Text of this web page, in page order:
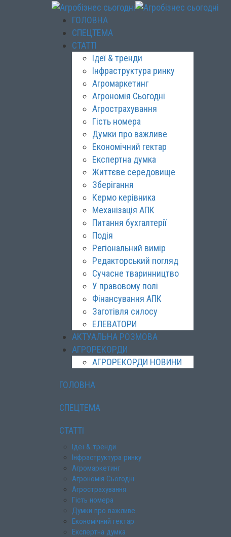
ГОЛОВНА
СПЕЦТЕМА
СТАТТІ
Ідеї & тренди
Інфраструктура ринку
Агромаркетинг
Агрономія Сьогодні
Агрострахування
Гість номера
Думки про важливе
Економічний гектар
Експертна думка
Життєве середовище
Зберігання
Кермо керівника
Механізація АПК
Питання бухгалтерії
Подія
Регіональний вимір
Редакторський погляд
Сучасне тваринництво
У правовому полі
Фінансування АПК
Заготівля силосу
ЕЛЕВАТОРИ
АКТУАЛЬНА РОЗМОВА
АГРОРЕКОРДИ
АГРОРЕКОРДИ НОВИНИ
ГОЛОВНА
СПЕЦТЕМА
СТАТТІ
Ідеї & тренди
Інфраструктура ринку
Агромаркетинг
Агрономія Сьогодні
Агрострахування
Гість номера
Думки про важливе
Економічний гектар
Експертна думка